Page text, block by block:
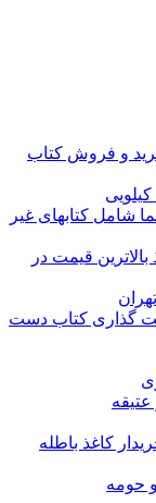
و فروش کتاب
شامل کتابهای غیر
قیمت در
گذاری کتاب دست
کاغذ باطله
حومه